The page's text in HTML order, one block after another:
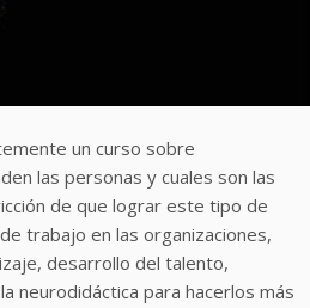
un curso sobre
las personas y cuales son las
de que lograr este tipo de
trabajo en las organizaciones,
desarrollo del talento,
neurodidáctica para hacerlos más